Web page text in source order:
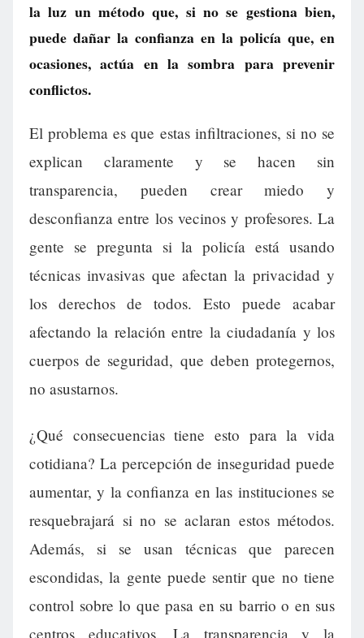
la luz un método que, si no se gestiona bien,
puede dañar la confianza en la policía que, en
ocasiones, actúa en la sombra para prevenir
conflictos.
El problema es que estas infiltraciones, si no se
explican claramente y se hacen sin
transparencia, pueden crear miedo y
desconfianza entre los vecinos y profesores. La
gente se pregunta si la policía está usando
técnicas invasivas que afectan la privacidad y
los derechos de todos. Esto puede acabar
afectando la relación entre la ciudadanía y los
cuerpos de seguridad, que deben protegernos,
no asustarnos.
¿Qué consecuencias tiene esto para la vida
cotidiana? La percepción de inseguridad puede
aumentar, y la confianza en las instituciones se
resquebrajará si no se aclaran estos métodos.
Además, si se usan técnicas que parecen
escondidas, la gente puede sentir que no tiene
control sobre lo que pasa en su barrio o en sus
centros educativos. La transparencia y la